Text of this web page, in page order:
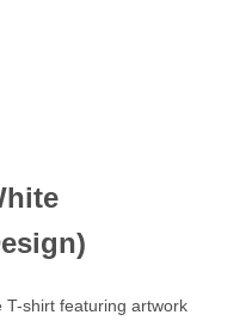
T-shirt featuring artwork